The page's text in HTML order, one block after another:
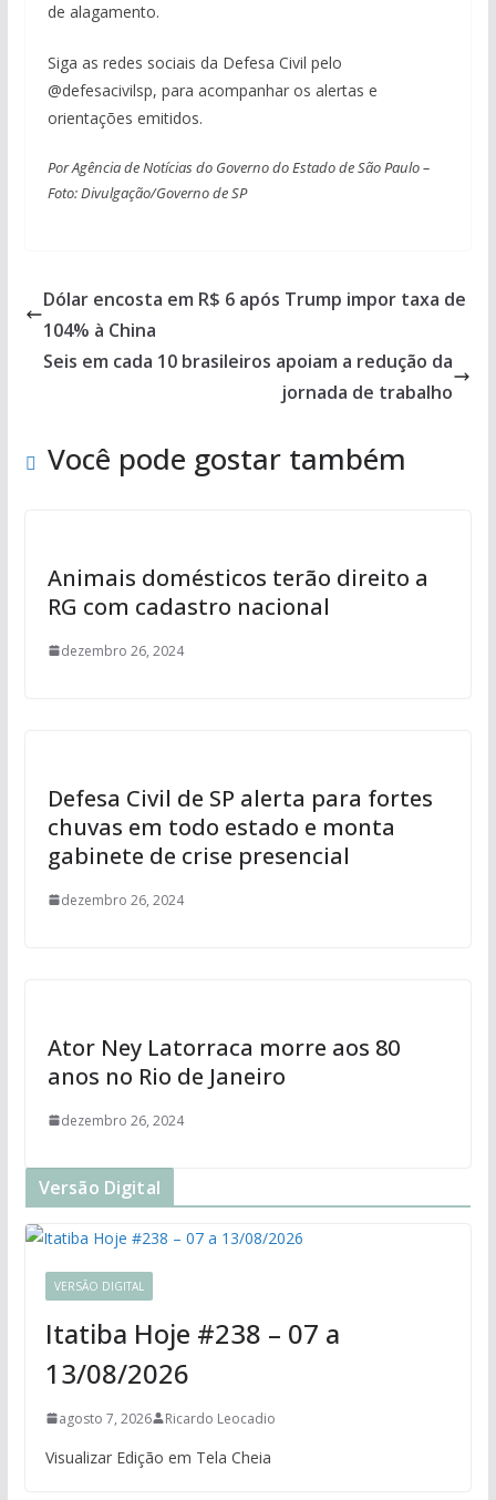
de alagamento.
Siga as redes sociais da Defesa Civil pelo
@defesacivilsp, para acompanhar os alertas e
orientações emitidos.
Por Agência de Notícias do Governo do Estado de São Paulo –
Foto: Divulgação/Governo de SP
Dólar encosta em R$ 6 após Trump impor taxa de
104% à China
Seis em cada 10 brasileiros apoiam a redução da
jornada de trabalho
Você pode gostar também
Animais domésticos terão direito a
RG com cadastro nacional
dezembro 26, 2024
Defesa Civil de SP alerta para fortes
chuvas em todo estado e monta
gabinete de crise presencial
dezembro 26, 2024
Ator Ney Latorraca morre aos 80
anos no Rio de Janeiro
dezembro 26, 2024
Versão Digital
VERSÃO DIGITAL
Itatiba Hoje #238 – 07 a
13/08/2026
agosto 7, 2026 Ricardo Leocadio
Visualizar Edição em Tela Cheia